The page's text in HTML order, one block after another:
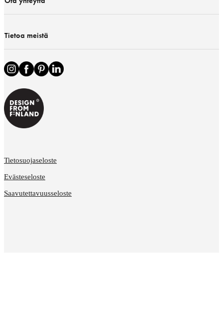
Tietoa meistä
Tietosuojaseloste
Evästeseloste
Saavutettavuusseloste